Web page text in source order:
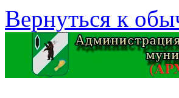
Вернуться к